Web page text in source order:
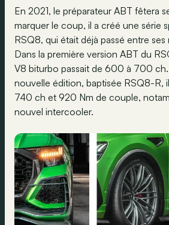
En 2021, le préparateur ABT fêtera
marquer le coup, il a créé une série
RSQ8, qui était déjà passé entre
Dans la première version ABT du
V8 biturbo passait de 600 à 700
nouvelle édition, baptisée RSQ8-R,
740 ch et 920 Nm de couple,
nouvel intercooler.